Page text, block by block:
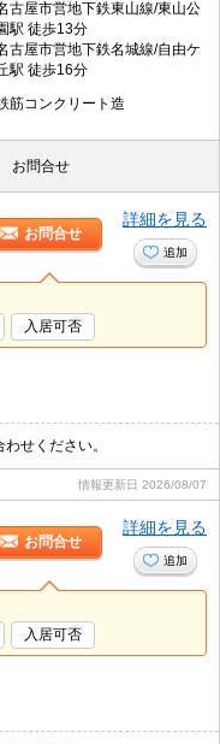
古屋市営地下鉄東山線/東山公
駅 徒歩13分
古屋市営地下鉄名城線/自由ケ
駅 徒歩16分
筋コンクリート造
お問合せ
お問合せ
詳細を見る
追加
入居可否
せください。
情報更新日 2026/08/07
お問合せ
詳細を見る
追加
入居可否